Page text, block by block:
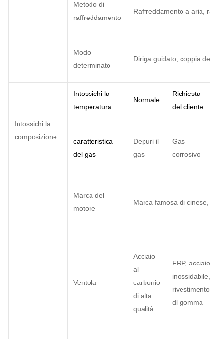
Metodo di
raffreddamento
Raffreddamento a aria,
Modo
determinato
Diriga guidato, coppia
Intossichi la
composizione
Intossichi la
temperatura
Normale
Richiesta
del cliente
caratteristica
del gas
Depuri il
gas
Gas
corrosivo
Marca del
motore
Marca famosa di cinese,
Ventola
Acciaio
al
carbonio
di alta
qualità
FRP, acciaio
inossidabile,
rivestimento
di gomma